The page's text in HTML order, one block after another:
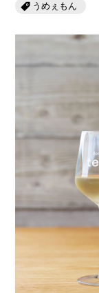
恋
マップ・一
カテゴリー
Re：
第14回 持続と
挑戦
岡山・
岡山市
第6回 瀬戸内市/備前
ふ
うめぇもん